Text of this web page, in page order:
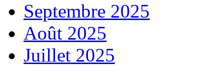
Septembre 2025
Août 2025
Juillet 2025